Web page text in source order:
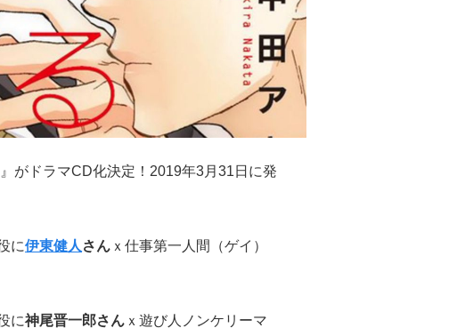
がドラマCD化決定！2019年3月31日に発
に伊東健人 さん ｘ仕事第一人間（ゲイ）
に神尾晋一郎さん ｘ遊び人ノンケリーマ